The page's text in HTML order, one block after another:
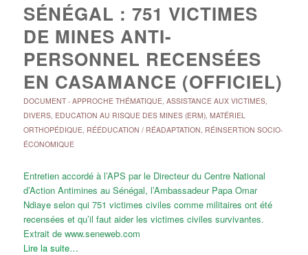
SÉNÉGAL : 751 VICTIMES
DE MINES ANTI-
PERSONNEL RECENSÉES
EN CASAMANCE (OFFICIEL)
DOCUMENT- APPROCHE THÉMATIQUE, ASSISTANCE AUX VICTIMES,
DIVERS, EDUCATION AU RISQUE DES MINES (ERM), MATÉRIEL
ORTHOPÉDIQUE, RÉÉDUCATION / RÉADAPTATION, RÉINSERTION SOCIO-
ÉCONOMIQUE
Entretien accordé à l’APS par le Directeur du Centre National
d’Action Antimines au Sénégal, l’Ambassadeur Papa Omar
Ndiaye selon qui 751 victimes civiles comme militaires ont été
recensées et qu’il faut aider les victimes civiles survivantes.
Extrait de www.seneweb.com
Lire la suite…